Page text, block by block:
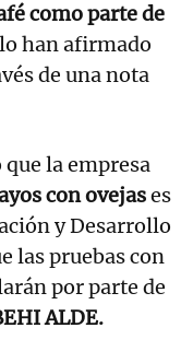
como parte de
han afirmado
de una nota
la empresa
con ovejases
y Desarrollo
las pruebas con
por parte de
ALDE.